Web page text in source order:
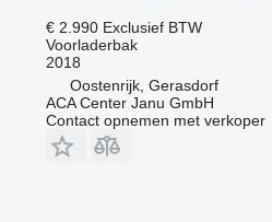
€ 2.990 Exclusief BTW
Voorladerbak
2018
Oostenrijk, Gerasdorf
ACA Center Janu GmbH
Contact opnemen met verkoper